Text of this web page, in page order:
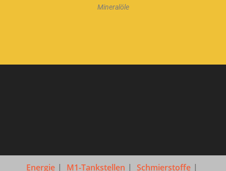
Mineralöle
Energie M1-Tankstellen Schmierstoffe